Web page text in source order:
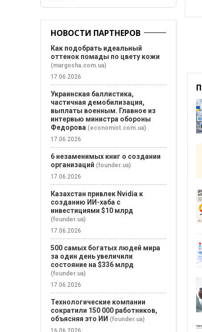
НОВОСТИ ПАРТНЕРОВ
Как подобрать идеальный
оттенок помады по цвету кожи
(margosha.com.ua)
17.06.2026
Украинская баллистика,
частичная демобилизация,
выплаты военным. Главное из
интервью министра обороны
Федорова (economist.com.ua)
17.06.2026
6 незаменимых книг о создании
организаций (founder.ua)
17.06.2026
Казахстан привлек Nvidia к
созданию ИИ-хаба с
инвестициями $10 млрд
(founder.ua)
17.06.2026
500 самых богатых людей мира
за один день увеличили
состояние на $336 млрд
(founder.ua)
17.06.2026
Технологические компании
сократили 150 000 работников,
объясняя это ИИ (founder.ua)
16.06.2026